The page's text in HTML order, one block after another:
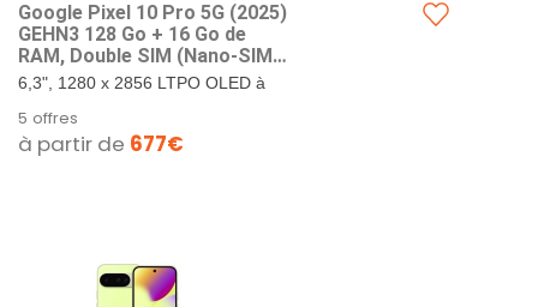
Google Pixel 10 Pro 5G (202​5)
GEHN3 128 Go + 16 Go de
RAM, Double SIM (Nano-SIM,
eSIM), Android 1​6 débloqué
en Usine Smartpho ne (Pierre
de Lune)
6,3", 1280 x 2856 LTPO OLED à
Glass Victus 2. 128 Go de
stockage + 16 Go de RAM.
5 offres
à partir de 677€